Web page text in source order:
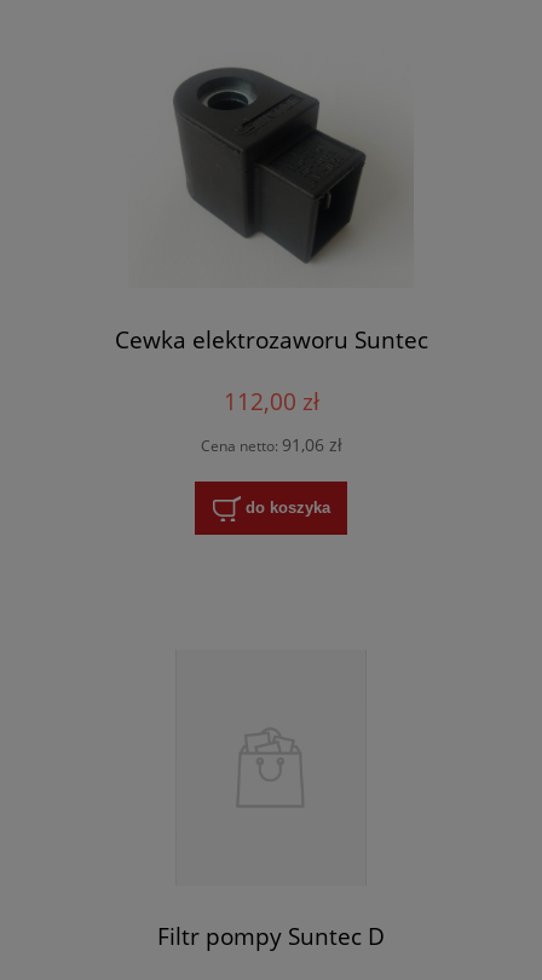
Cewka elektrozaworu Suntec
112,00 zł
Cena netto: 91,06 zł
do koszyka
Filtr pompy Suntec D